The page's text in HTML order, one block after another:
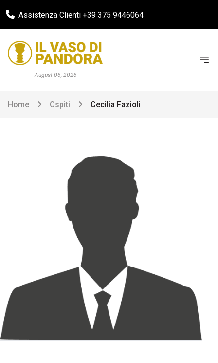
Assistenza Clienti +39 375 9446064
August 06, 2026
Home Ospiti Cecilia Fazioli